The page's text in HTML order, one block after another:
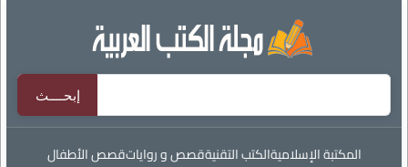
المكتبة الإسلاميةالكتب التقنيةقصص و رواياتقصص الأطفال